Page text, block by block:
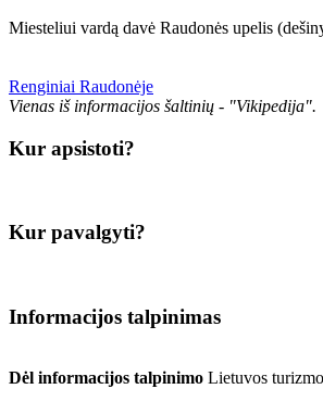
Miesteliui vardą davė Raudonės upelis
Renginiai Raudonėje
Vienas iš informacijos šaltinių - "Vikipedija".
Kur apsistoti?
Kur pavalgyti?
Informacijos talpinimas
Dėl informacijos talpinimo Lietuvos